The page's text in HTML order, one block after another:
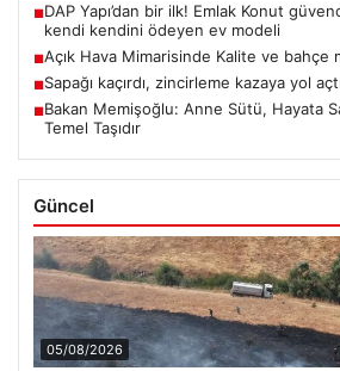
■DAP Yapı’dan bir ilk! Emlak Konut
kendi kendini ödeyen ev modeli
■Açık Hava Mimarisinde Kalite ve bahçe
■Sapağı kaçırdı, zincirleme kazaya yol açtı
■Bakan Memişoğlu: Anne Sütü, Hayata
Temel Taşıdır
Güncel
05/08/2026